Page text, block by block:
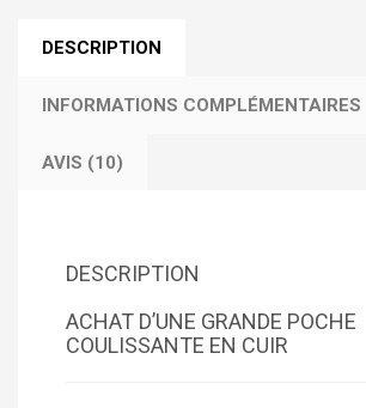
DESCRIPTION
INFORMATIONS COMPLÉMENTAIRES
AVIS (10)
DESCRIPTION
ACHAT D’UNE GRANDE POCHE
COULISSANTE EN CUIR